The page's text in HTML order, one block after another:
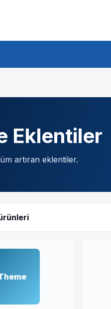
Eklentiler
artıran eklentiler.